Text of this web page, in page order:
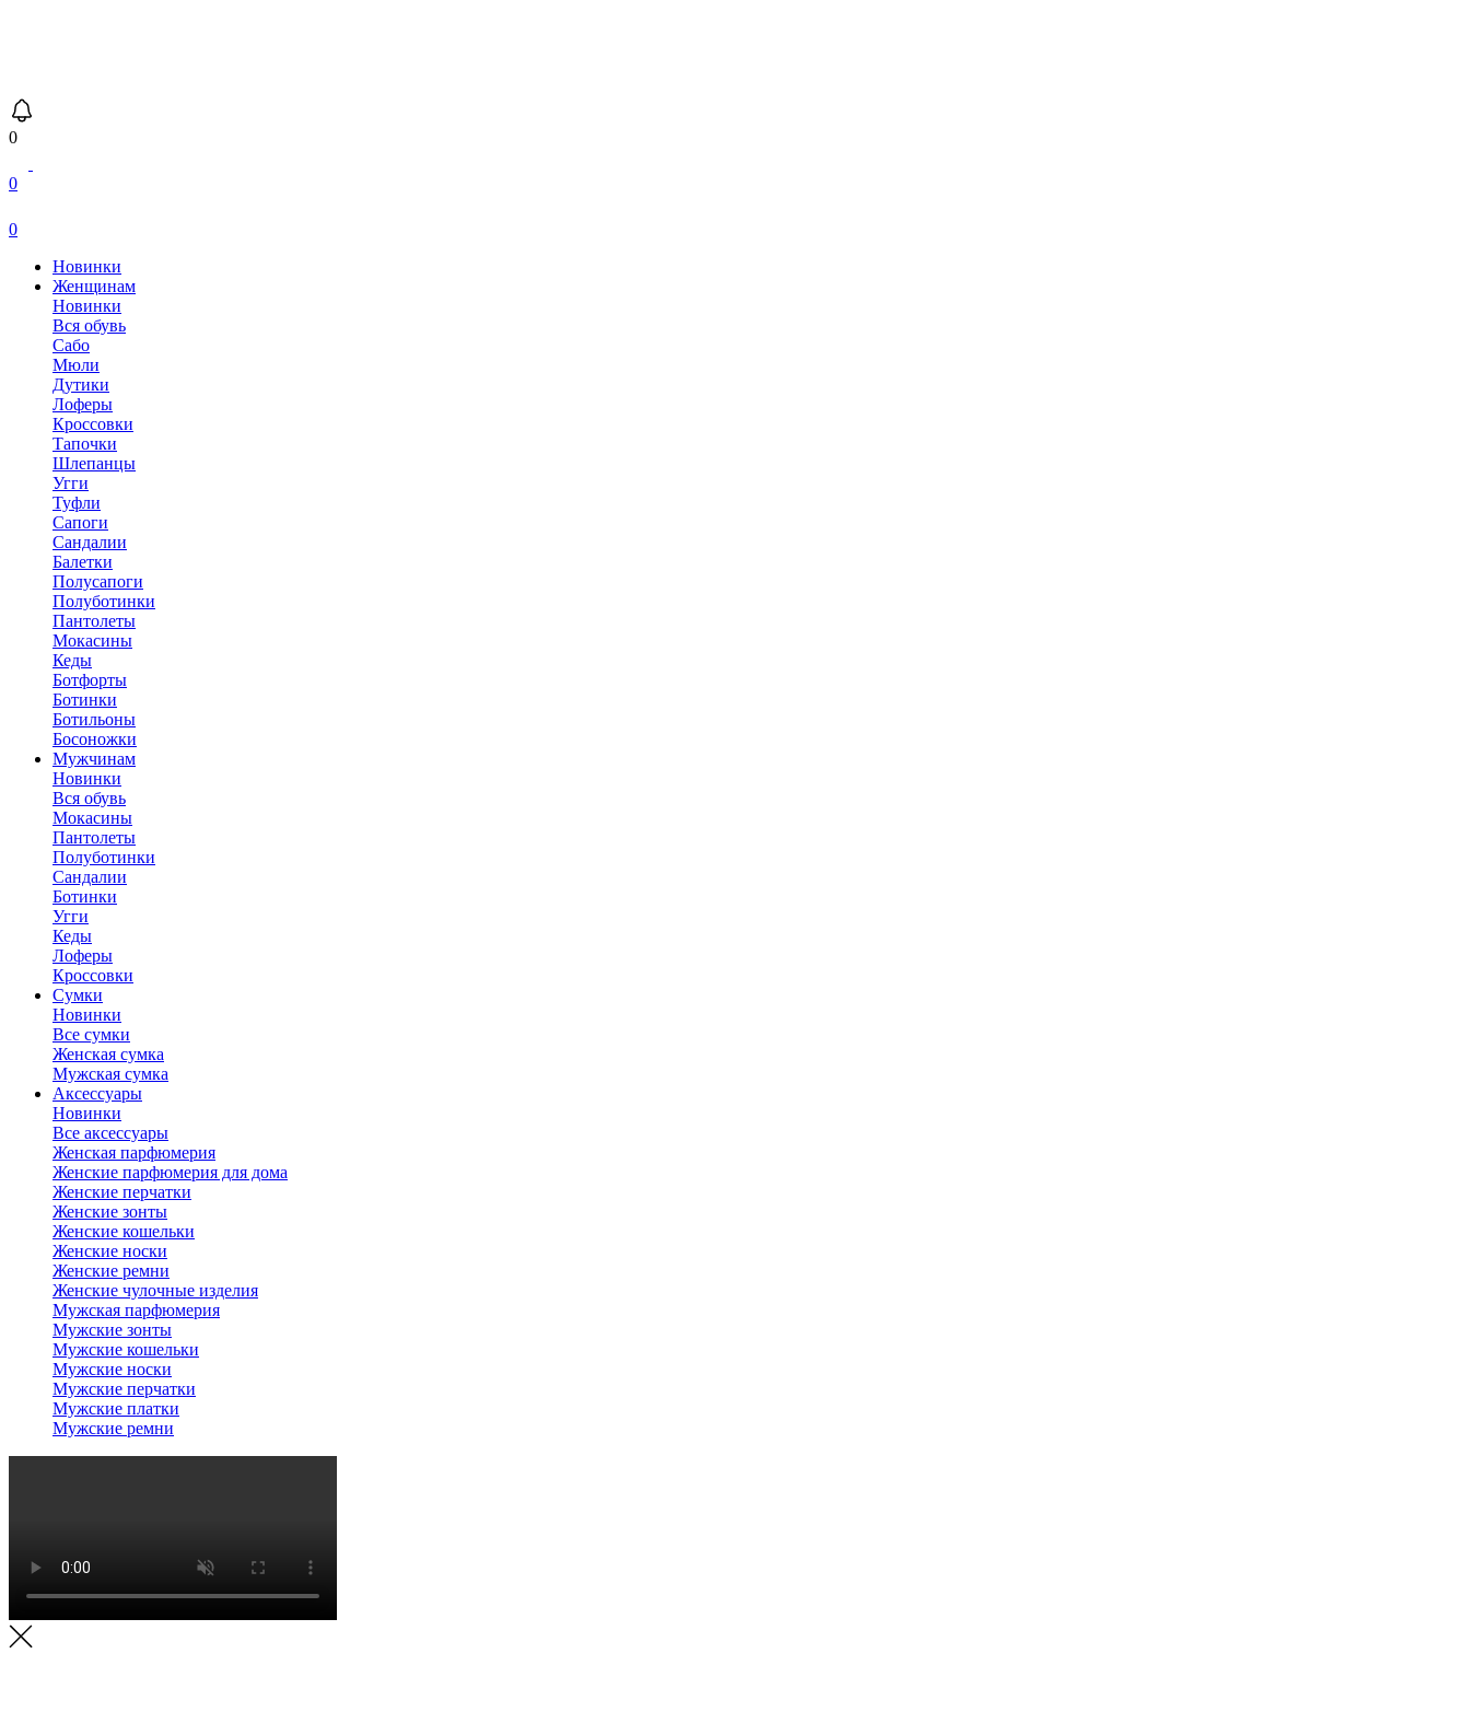
0
0
0
Новинки
Женщинам
Новинки
Вся обувь
Сабо
Мюли
Дутики
Лоферы
Кроссовки
Тапочки
Шлепанцы
Угги
Туфли
Сапоги
Сандалии
Балетки
Полусапоги
Полуботинки
Пантолеты
Мокасины
Кеды
Ботфорты
Ботинки
Ботильоны
Босоножки
Мужчинам
Новинки
Вся обувь
Мокасины
Пантолеты
Полуботинки
Сандалии
Ботинки
Угги
Кеды
Лоферы
Кроссовки
Сумки
Новинки
Все сумки
Женская сумка
Мужская сумка
Аксессуары
Новинки
Все аксессуары
Женская парфюмерия
Женские парфюмерия для дома
Женские перчатки
Женские зонты
Женские кошельки
Женские носки
Женские ремни
Женские чулочные изделия
Мужская парфюмерия
Мужские зонты
Мужские кошельки
Мужские носки
Мужские перчатки
Мужские платки
Мужские ремни